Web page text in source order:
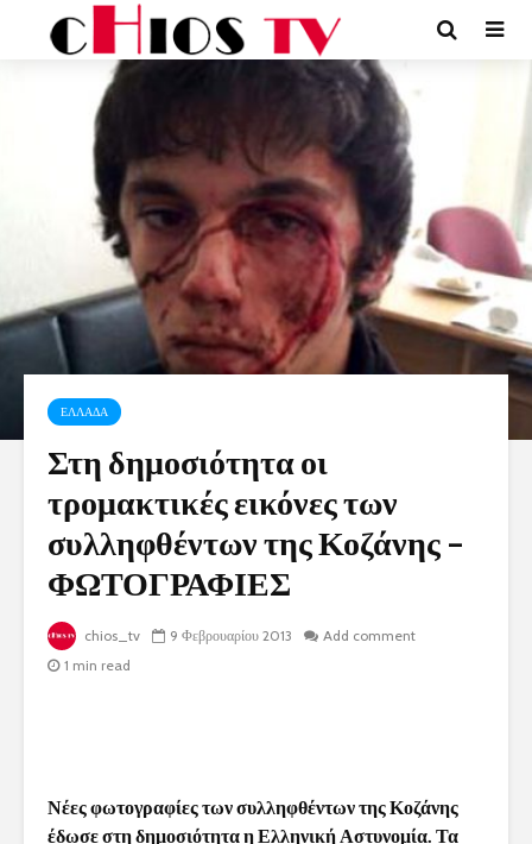
ΕΛΛΑΔΑ
Στη δημοσιότητα οι
τρομακτικές εικόνες των
συλληφθέντων της Κοζάνης –
ΦΩΤΟΓΡΑΦΙΕΣ
chios_tv 9 Φεβρουαρίου 2013
Add comment
1 min read
Νέες φωτογραφίες των συλληφθέντων της Κοζάνης
έδωσε στη δημοσιότητα η Ελληνική Αστυνομία. Τα